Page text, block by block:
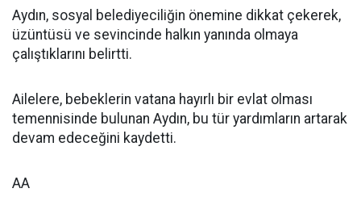
Aydın, sosyal belediyeciliğin önemine dikkat çekerek,
üzüntüsü ve sevincinde halkın yanında olmaya
çalıştıklarını belirtti.
Ailelere, bebeklerin vatana hayırlı bir evlat olması
temennisinde bulunan Aydın, bu tür yardımların artarak
devam edeceğini kaydetti.
AA